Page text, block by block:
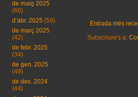
Entrada més
Subscriure's a:
de maig 2025
(60)
d’abr. 2025 (59)
de març 2025
(42)
de febr. 2025
(34)
de gen. 2025
(49)
de des. 2024
(44)